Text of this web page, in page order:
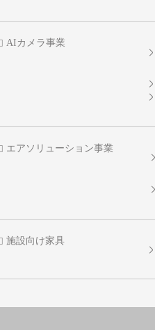
AIカメラ事業
エアソリューション事業
施設向け家具